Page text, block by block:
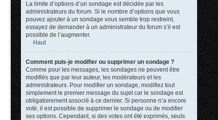
La limite d’options d’un sondage est décidée par les
administrateurs du forum. Si le nombre d’options que vous
pouvez ajouter à un sondage vous semble trop restreint,
essayez de demander à un administrateur du forum s’il est
possible de l’augmenter.
Haut
Comment puis-je modifier ou supprimer un sondage ?
Comme pour les messages, les sondages ne peuvent être
modifiés que par leur auteur, les modérateurs et les
administrateurs. Pour modifier un sondage, modifiez tout
simplement le premier message du sujet car le sondage est
obligatoirement associé à ce dernier. Si personne n’a encore
voté, il est possible de supprimer le sondage ou de modifier
ses options. Cependant, si des votes ont été exprimés, seuls